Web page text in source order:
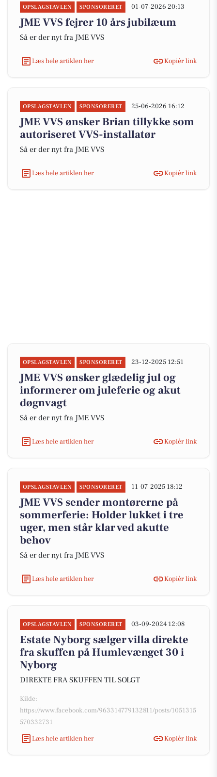
OPSLAGSTAVLEN SPONSORERET 01-07-2026 20:13
JME VVS fejrer 10 års jubilæum
Så er der nyt fra JME VVS
Læs hele artiklen her Kopiér link
OPSLAGSTAVLEN SPONSORERET 25-06-2026 16:12
JME VVS ønsker Brian tillykke som
autoriseret VVS-installatør
Så er der nyt fra JME VVS
Læs hele artiklen her Kopiér link
OPSLAGSTAVLEN SPONSORERET 23-12-2025 12:51
JME VVS ønsker glædelig jul og
informerer om juleferie og akut
døgnvagt
Så er der nyt fra JME VVS
Læs hele artiklen her Kopiér link
OPSLAGSTAVLEN SPONSORERET 11-07-2025 18:12
JME VVS sender montørerne på
sommerferie: Holder lukket i tre
uger, men står klar ved akutte
behov
Så er der nyt fra JME VVS
Læs hele artiklen her Kopiér link
OPSLAGSTAVLEN SPONSORERET 03-09-2024 12:08
Estate Nyborg sælger villa direkte
fra skuffen på Humlevænget 30 i
Nyborg
DIREKTE FRA SKUFFEN TIL SOLGT
Kilde:
https://www.facebook.com/963314779132811/posts/1051315
570332731
Læs hele artiklen her
Kopiér link